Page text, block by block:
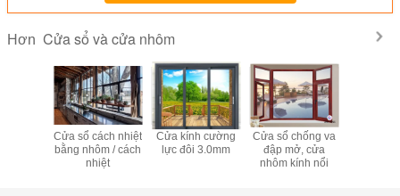
Hơn Cửa sổ và cửa nhôm
Cửa sổ cách nhiệt
bằng nhôm / cách
nhiệt
Cửa kính cường
lực đôi 3.0mm
Cửa sổ chống va
đập mở, cửa
nhôm kính nổi